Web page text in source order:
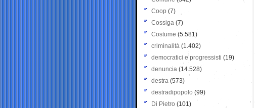
Coop (7)
Cossiga (7)
Costume (5.581)
criminalità (1.402)
democratici e progressisti (19)
denuncia (14.528)
destra (573)
destradipopolo (99)
Di Pietro (101)